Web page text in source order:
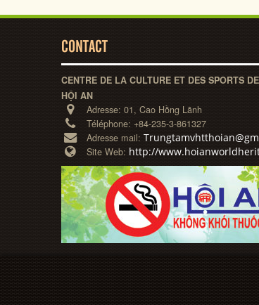
CONTACT
CENTRE DE LA CULTURE ET DES SPORTS
HỘI AN
Adresse: 01, Cao Hồng Lãnh
Téléphone: +84-235-3-861327
Adresse mail:
Site Web: http://